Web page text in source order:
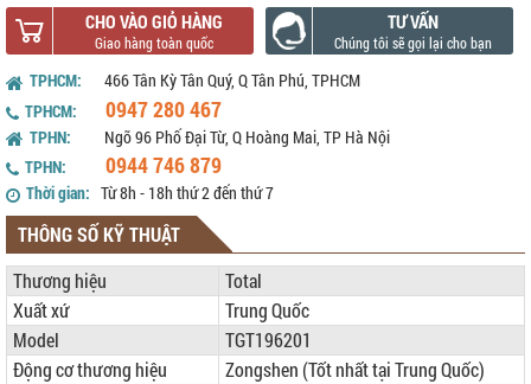
CHO VÀO GIỎ HÀNG TƯ VẤN
TPHCM:
466 Tân Kỳ Tân Quý, Q Tân Phú, TPHCM
TPHCM:
0947 280 467
TPHN:
Ngõ 96 Phố Đại Từ, Q Hoàng Mai, TP Hà Nội
TPHN:
0944 746 879
Thời gian: Từ 8h - 18h thứ 2 đến thứ 7
THÔNG SỐ KỸ THUẬT
Thương hiệu
Total
Xuất xứ
Trung Quốc
Model
TGT196201
Động cơ thương hiệu
Zongshen (Tốt nhất tại Trung Quốc)